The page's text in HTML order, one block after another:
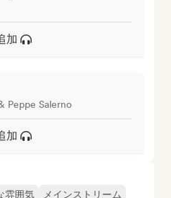
加
Peppe Salerno
加
雰囲気
メインストリーム